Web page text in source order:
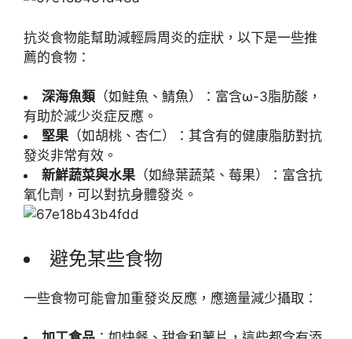
抗炎食物能幫助減輕肩周炎的症狀，以下是一些推
薦的食物：
深海魚類 （如鮭魚、鯖魚）：富含ω-3脂肪酸，
有助於減少炎症反應。
堅果 （如胡桃、杏仁）：其含有的健康脂肪對抗
發炎非常有效。
新鮮蔬菜與水果 （如綠葉蔬菜、莓果）：富含抗
氧化劑，可以對抗身體發炎。
避免某些食物
一些食物可能會加重發炎反應，應適量減少攝取：